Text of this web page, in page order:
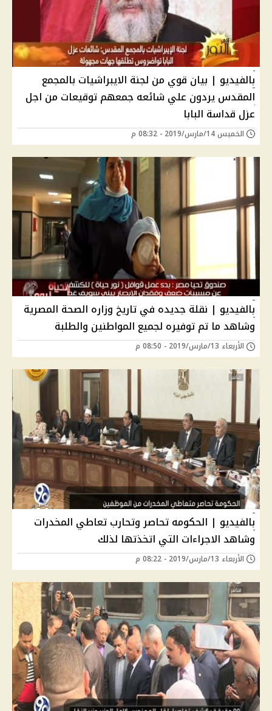
بالفيديو | بيان قوي من لجنة الايبراشيات بالمجمع
المقدس يردون علي شائعه جمعهم توقيعات من اجل
عزل قداسة البابا
الخميس 14/مارس/2019 - 08:32 م
بالفيديو | نقلة جديده في تاريخ وزاره الصحة المصرية
وشاهد ما تم توفيره لجميع المواطنين والطلبة
الأربعاء 13/مارس/2019 - 08:50 م
بالفيديو | الحكومه تحاصر وتحارب تعاطي المخدرات
وشاهد الاجراءات التي اتخذتها لذلك
الأربعاء 13/مارس/2019 - 08:22 م